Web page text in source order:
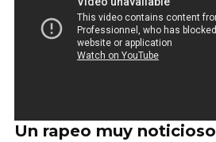
Un rapeo muy noticioso